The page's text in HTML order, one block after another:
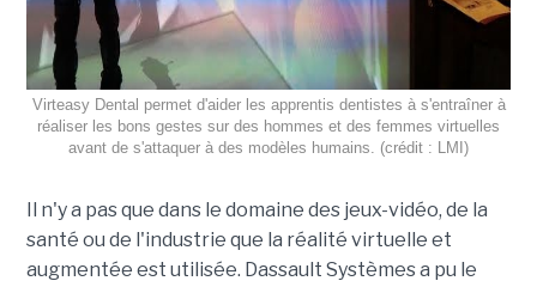
Virteasy Dental permet d'aider les apprentis dentistes à s'entraîner à
réaliser les bons gestes sur des hommes et des femmes virtuelles
avant de s'attaquer à des modèles humains. (crédit : LMI)
Il n'y a pas que dans le domaine des jeux-vidéo, de la
santé ou de l'industrie que la réalité virtuelle et
augmentée est utilisée. Dassault Systèmes a pu le